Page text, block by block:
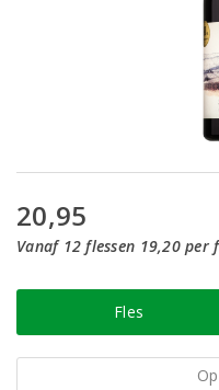
20,95
Vanaf 12 flessen 19,20 per
Fles